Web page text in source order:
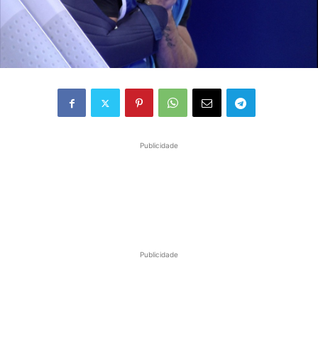
Publicidade
Publicidade